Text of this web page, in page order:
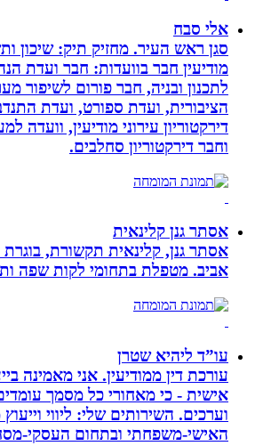
אלי סבח
סגן ראש העיר. מחזיק תיק: שיכון
מודיעין חבר בוועדות: חבר ועדת
לתכנון ובניה, חבר פורום לשיפור
הציבורית, ועדת ספורט, ועדת
דירקטוריון עירוני מודיעין, וועדה
וחבר דירקטוריון סחלבים.
אסתר גנן קלינאית
אסתר גנן, קלינאית תקשורת, בוגרת
אביב. מטפלת בתחומי לקות שפה
עו”ד ליהיא שטרן
עורכת דין ממודיעין. אני מאמינה
אישית - כי מאחורי כל מסמך עומדים
וערכים. השירותים שלי: ליווי וייעוץ
האישי-משפחתי ובתחום העסקי-